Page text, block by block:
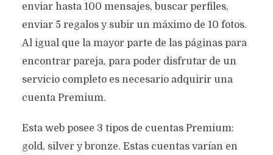
enviar hasta 100 mensajes, buscar perfiles,
enviar 5 regalos y subir un máximo de 10 fotos.
Al igual que la mayor parte de las páginas para
encontrar pareja, para poder disfrutar de un
servicio completo es necesario adquirir una
cuenta Premium.
Esta web posee 3 tipos de cuentas Premium:
gold, silver y bronze. Estas cuentas varían en